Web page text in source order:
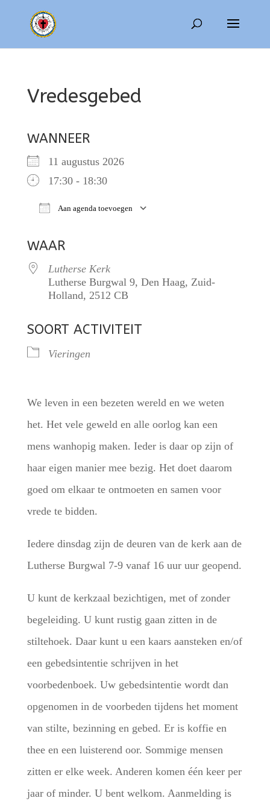
Vredesgebed
WANNEER
11 augustus 2026
17:30 - 18:30
Aan agenda toevoegen
WAAR
Lutherse Kerk
Lutherse Burgwal 9, Den Haag, Zuid-
Holland, 2512 CB
SOORT ACTIVITEIT
Vieringen
We leven in een bezeten wereld en we weten
het. Het vele geweld en alle oorlog kan een
mens wanhopig maken. Ieder is daar op zijn of
haar eigen manier mee bezig. Het doet daarom
goed om elkaar te ontmoeten en samen voor
vrede te bidden.
Iedere dinsdag zijn de deuren van de kerk aan de
Lutherse Burgwal 7-9 vanaf 16 uur uur geopend.
U kunt de kerkzaal bezichtigen, met of zonder
begeleiding. U kunt rustig gaan zitten in de
stiltehoek. Daar kunt u een kaars aansteken en/of
een gebedsintentie schrijven in het
voorbedenboek. Uw gebedsintentie wordt dan
opgenomen in de voorbeden tijdens het moment
van stilte, bezinning en gebed. Er is koffie en
thee en een luisterend oor. Sommige mensen
zitten er elke week. Anderen komen één keer per
jaar of minder. U bent welkom. Aanmelding is